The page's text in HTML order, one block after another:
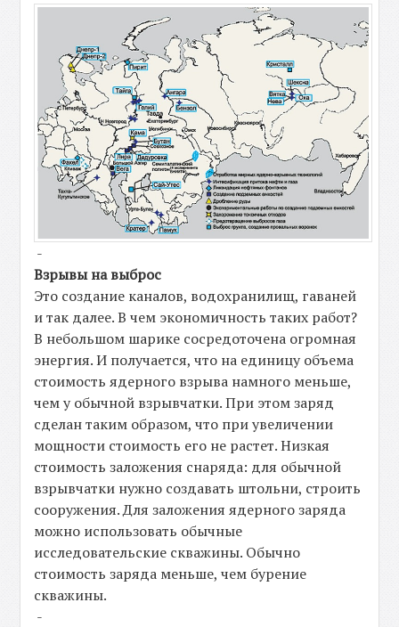
-
Взрывы на выброс
Это создание каналов, водохранилищ, гаваней
и так далее. В чем экономичность таких работ?
В небольшом шарике сосредоточена огромная
энергия. И получается, что на единицу объема
стоимость ядерного взрыва намного меньше,
чем у обычной взрывчатки. При этом заряд
сделан таким образом, что при увеличении
мощности стоимость его не растет. Низкая
стоимость заложения снаряда: для обычной
взрывчатки нужно создавать штольни, строить
сооружения. Для заложения ядерного заряда
можно использовать обычные
исследовательские скважины. Обычно
стоимость заряда меньше, чем бурение
скважины.
-